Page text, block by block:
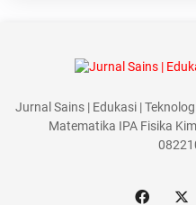
Jurnal Sains | Edukasi |
Matematika IPA Fisika